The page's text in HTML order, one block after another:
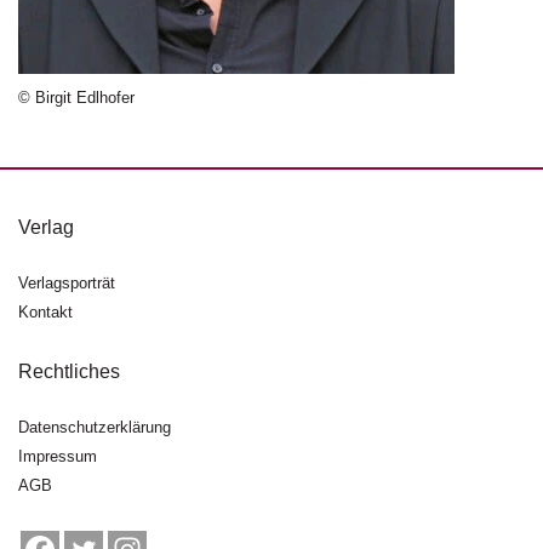
U
el
e
w
tt
r
N
u
© Birgit Edlhofer
Verlag
Verlagsporträt
Kontakt
Rechtliches
Datenschutzerklärung
Impressum
AGB